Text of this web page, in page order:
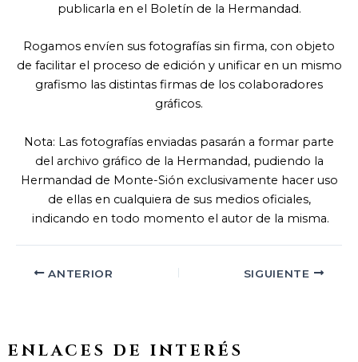
publicarla en el Boletín de la Hermandad.
Rogamos envíen sus fotografías sin firma, con objeto
de facilitar el proceso de edición y unificar en un mismo
grafismo las distintas firmas de los colaboradores
gráficos.
Nota: Las fotografías enviadas pasarán a formar parte
del archivo gráfico de la Hermandad, pudiendo la
Hermandad de Monte-Sión exclusivamente hacer uso
de ellas en cualquiera de sus medios oficiales,
indicando en todo momento el autor de la misma.
ANTERIOR SIGUIENTE
ENLACES DE INTERÉS